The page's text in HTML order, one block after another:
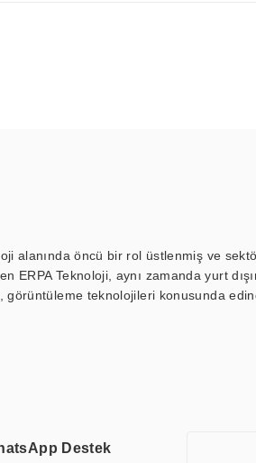
alanında öncü bir rol üstlenmiş ve
ERPA Teknoloji, aynı zamanda yurt
teknolojileri konusunda
belgelerine ve sertifikalara sahip
ile iş ortaklarının öne çıkmasına ve
Destek